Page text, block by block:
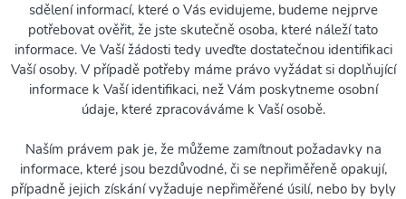
sdělení informací, které o Vás evidujeme, budeme nejprve
potřebovat ověřit, že jste skutečně osoba, které náleží tato
informace. Ve Vaší žádosti tedy uveďte dostatečnou identifikaci
Vaší osoby. V případě potřeby máme právo vyžádat si doplňující
informace k Vaší identifikaci, než Vám poskytneme osobní
údaje, které zpracováváme k Vaší osobě.
Naším právem pak je, že můžeme zamítnout požadavky na
informace, které jsou bezdůvodné, či se nepřiměřeně opakují,
případně jejich získání vyžaduje nepřiměřené úsilí, nebo by byly